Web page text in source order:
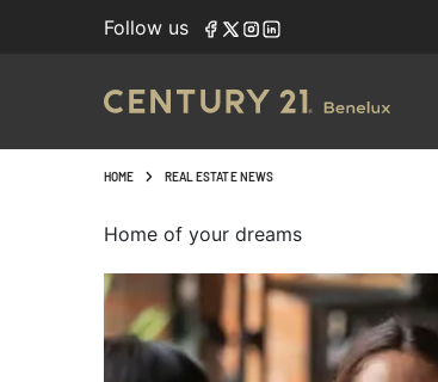
Follow us
HOME REAL ESTATE NEWS
Home of your dreams